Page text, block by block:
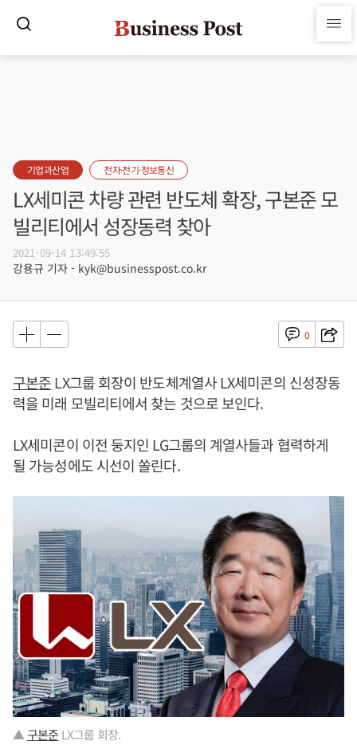
기업과산업 전자·전기·정보통신
LX세미콘 차량 관련 반도체 확장, 구본준 모
빌리티에서 성장동력 찾아
2021-09-14 13:49:55
강용규 기자 - kyk@businesspost.co.kr
0
구본준LX그룹 회장이 반도체계열사 LX세미콘의 신성장동
력을 미래 모빌리티에서 찾는 것으로 보인다.
LX세미콘이 이전 둥지인 LG그룹의 계열사들과 협력하게
될 가능성에도 시선이 쏠린다.
▲구본준 LX그룹 회장.